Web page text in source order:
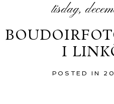
tisdag,
I
POSTED IN